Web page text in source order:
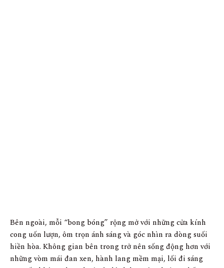
Bên ngoài, mỗi “bong bóng” rộng mở với những cửa kính
cong uốn lượn, ôm trọn ánh sáng và góc nhìn ra dòng suối
hiền hòa. Không gian bên trong trở nên sống động hơn với
những vòm mái đan xen, hành lang mềm mại, lối đi sáng